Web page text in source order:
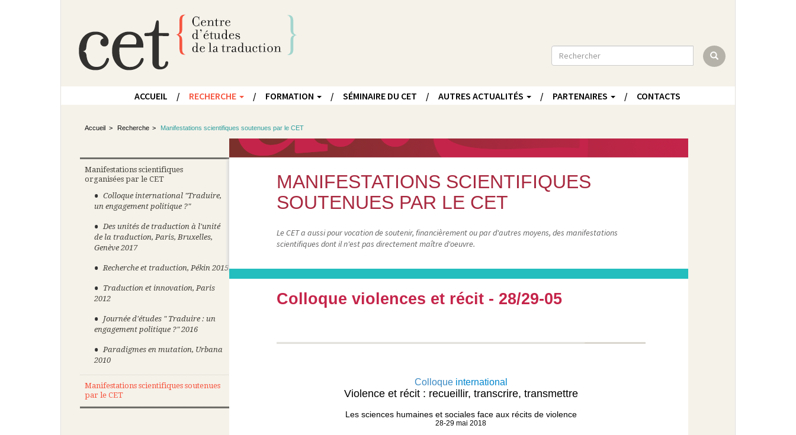
ACCUEIL RECHERCHE FORMATION SÉMINAIRE DU CET AUTRES ACTUALITÉS PARTENAIRES CONTACTS
Accueil Recherche Manifestations scientifiques soutenues par le CET
Manifestations scientifiques
organisées par le CET
Colloque international "Traduire,
un engagement politique ?"
Des unités de traduction à l'unité
de la traduction, Paris, Bruxelles,
Genève 2017
Recherche et traduction, Pékin 2015
Traduction et innovation, Paris
2012
Journée d'études " Traduire : un
engagement politique ?" 2016
Paradigmes en mutation, Urbana
2010
Manifestations scientifiques soutenues
par le CET
MANIFESTATIONS SCIENTIFIQUES
SOUTENUES PAR LE CET
Le CET a aussi pour vocation de soutenir, financièrement ou par d'autres moyens, des manifestations
scientifiques dont il n'est pas directement maître d'oeuvre.
Colloque violences et récit - 28/29-05
Colloque international
Violence et récit : recueillir, transcrire, transmettre
Les sciences humaines et sociales face aux récits de violence
28-29 mai 2018